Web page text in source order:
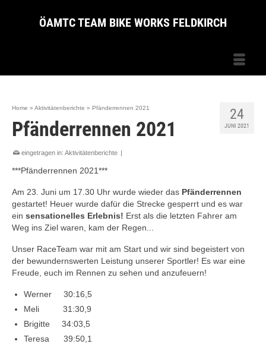
ÖAMTC TEAM BIKE WORKS FELDKIRCH
24
JUNI 2021
Home » Aktivitätenberichte » Pfänderrennen 2021
Pfänderrennen 2021
eingetragen in: Aktivitätenberichte |
***Pfänderrennen 2021***
Am 23. Juni um 17.30 Uhr wurde wieder das Pfänderrennen
gestartet! Heuer wurde dafür die Strecke gesperrt und es war
ein sensationelles Erlebnis! Erst als die letzten Fahrer am
Weg ins Ziel waren, kam der Regen...
Unser RaceTeam war mit am Start und wir sind begeistert von
der bewundernswerten Leistung unserer Sportler! Es war eine
Freude, euch im Rennen zu sehen und anzufeuern!
Werner 30:16,5
Meli 31:30,9
Brigitte 34:03,5
Teresa 39:50,1